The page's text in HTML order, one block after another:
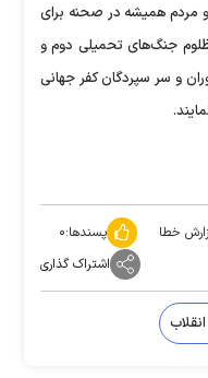
مردم همیشه در صحنه برای
جنگ‌های تحمیلی دوم و
و سر سپردگان کفر جهانی
خطا پسندها:۰
اشتراک گذاری